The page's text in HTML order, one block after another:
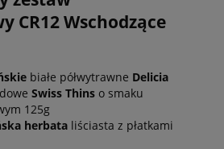
CR12 Wschodzące
białe półwytrawne Delicia
Swiss Thins o smaku
125g
herbata liściasta z płatkami